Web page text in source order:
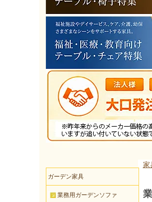
家
ガーデン家具
業務用ガーデンソファ